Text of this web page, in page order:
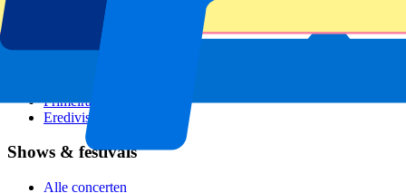
Champions League
Premier League
Serie A
Primeira Liga
Eredivisie
Shows & festivals
Alle concerten